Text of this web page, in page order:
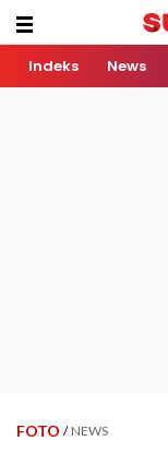
Indeks News
FOTO / NEWS